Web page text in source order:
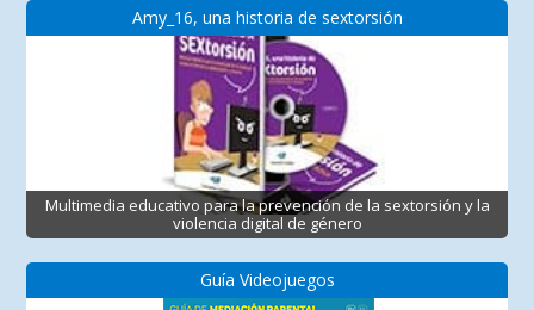
Amy_16, una historia de sextorsión
Multimedia educativo para la prevención de la sextorsión y la
violencia digital de género
Guía Videojuegos